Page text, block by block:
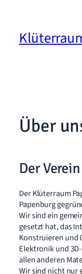
springen
Über
Der Verein
Der Klüterraum
Papenburg
Wir sind ein
gesetzt hat, das
Konstruieren und
Elektronik und
allen anderen
Wir sind nicht nur